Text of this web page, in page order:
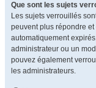
Que sont les sujets
Les sujets verrouillés
peuvent plus répondre
automatiquement
administrateur ou un
pouvez également
les administrateurs.